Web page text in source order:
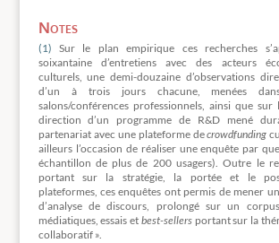
Notes
(1) Sur le plan empirique ces recherches
soixantaine d’entretiens avec des acteurs
culturels, une demi-douzaine d’observations
d’un à trois jours chacune, menées
salons/conférences professionnels, ainsi que sur
direction d’un programme de R&D mené
partenariat avec une plateforme decrowdfunding
ailleurs l’occasion de réaliser une enquête par
échantillon de plus de 200 usagers). Outre le
portant sur la stratégie, la portée et le
plateformes, ces enquêtes ont permis de mener
d’analyse de discours, prolongé sur un
médiatiques, essais et best-sellersportant sur la
collaboratif ».